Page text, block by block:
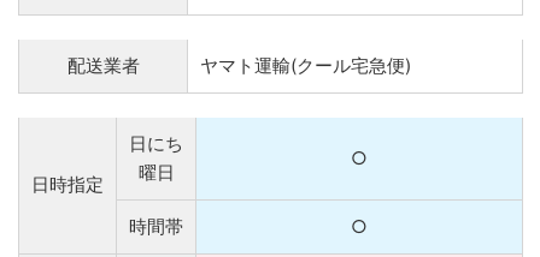
配送業者 ヤマト運輸(クール宅急便)
日時指定
日にち
曜日
○
時間帯 ○